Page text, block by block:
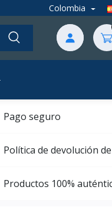
Colombia
Pago seguro
Política de devolución
Productos 100%